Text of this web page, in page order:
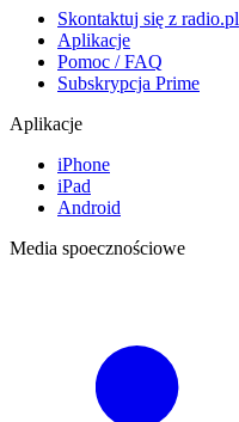
Skontaktuj się z radio.pl
Aplikacje
Pomoc / FAQ
Subskrypcja Prime
Aplikacje
iPhone
iPad
Android
Media spoecznościowe